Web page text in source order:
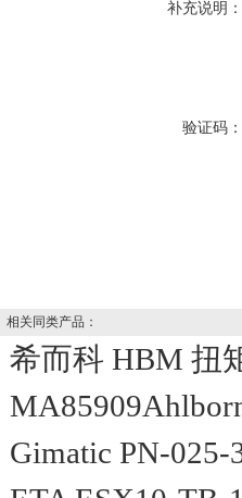
补充说明：
验证码：
相关同类产品：
希而科 HBM 扭
Gimatic PN-